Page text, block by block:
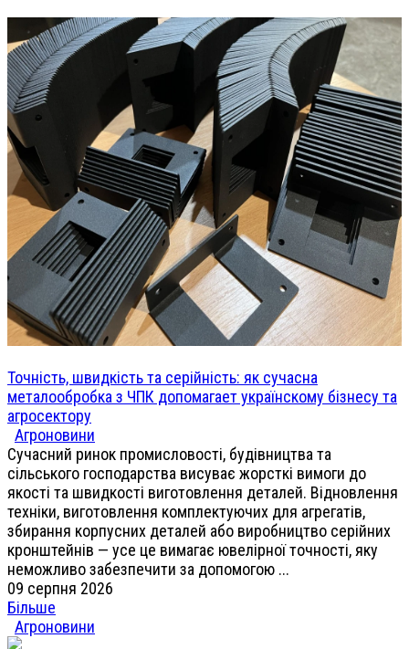
Точність, швидкість та серійність: як сучасна
металообробка з ЧПК допомагает українскому бізнесу та
агросектору
Агроновини
Сучасний ринок промисловості, будівництва та
сільського господарства висуває жорсткі вимоги до
якості та швидкості виготовлення деталей. Відновлення
техніки, виготовлення комплектуючих для агрегатів,
збирання корпусних деталей або виробництво серійних
кронштейнів — усе це вимагає ювелірної точності, яку
неможливо забезпечити за допомогою ...
09 серпня 2026
Більше
Агроновини